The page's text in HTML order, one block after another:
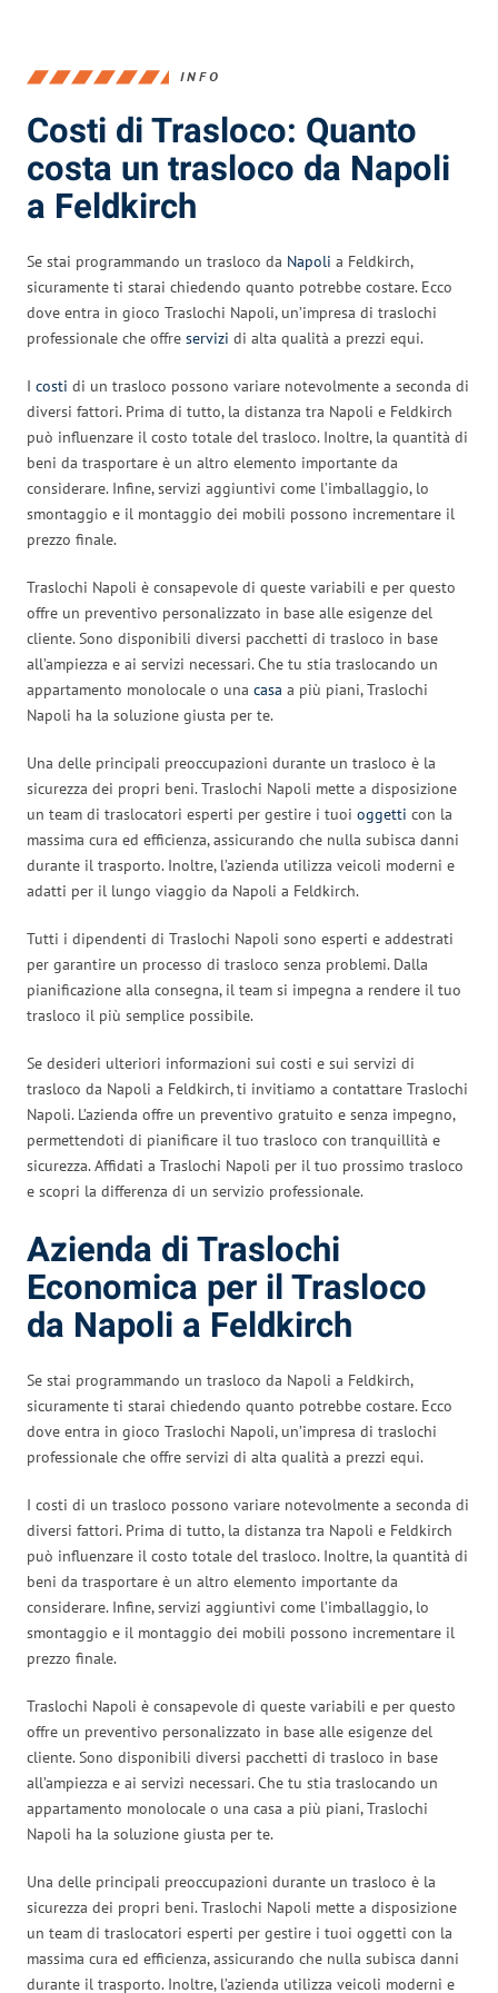
INFO
Costi di Trasloco: Quanto
costa un trasloco da Napoli
a Feldkirch
Se stai programmando un trasloco da Napoli a Feldkirch,
sicuramente ti starai chiedendo quanto potrebbe costare. Ecco
dove entra in gioco Traslochi Napoli, un’impresa di traslochi
professionale che offre servizi di alta qualità a prezzi equi.
I costi di un trasloco possono variare notevolmente a seconda di
diversi fattori. Prima di tutto, la distanza tra Napoli e Feldkirch
può influenzare il costo totale del trasloco. Inoltre, la quantità di
beni da trasportare è un altro elemento importante da
considerare. Infine, servizi aggiuntivi come l’imballaggio, lo
smontaggio e il montaggio dei mobili possono incrementare il
prezzo finale.
Traslochi Napoli è consapevole di queste variabili e per questo
offre un preventivo personalizzato in base alle esigenze del
cliente. Sono disponibili diversi pacchetti di trasloco in base
all’ampiezza e ai servizi necessari. Che tu stia traslocando un
appartamento monolocale o una casa a più piani, Traslochi
Napoli ha la soluzione giusta per te.
Una delle principali preoccupazioni durante un trasloco è la
sicurezza dei propri beni. Traslochi Napoli mette a disposizione
un team di traslocatori esperti per gestire i tuoi oggetti con la
massima cura ed efficienza, assicurando che nulla subisca danni
durante il trasporto. Inoltre, l’azienda utilizza veicoli moderni e
adatti per il lungo viaggio da Napoli a Feldkirch.
Tutti i dipendenti di Traslochi Napoli sono esperti e addestrati
per garantire un processo di trasloco senza problemi. Dalla
pianificazione alla consegna, il team si impegna a rendere il tuo
trasloco il più semplice possibile.
Se desideri ulteriori informazioni sui costi e sui servizi di
trasloco da Napoli a Feldkirch, ti invitiamo a contattare Traslochi
Napoli. L’azienda offre un preventivo gratuito e senza impegno,
permettendoti di pianificare il tuo trasloco con tranquillità e
sicurezza. Affidati a Traslochi Napoli per il tuo prossimo trasloco
e scopri la differenza di un servizio professionale.
Azienda di Traslochi
Economica per il Trasloco
da Napoli a Feldkirch
Se stai programmando un trasloco da Napoli a Feldkirch,
sicuramente ti starai chiedendo quanto potrebbe costare. Ecco
dove entra in gioco Traslochi Napoli, un’impresa di traslochi
professionale che offre servizi di alta qualità a prezzi equi.
I costi di un trasloco possono variare notevolmente a seconda di
diversi fattori. Prima di tutto, la distanza tra Napoli e Feldkirch
può influenzare il costo totale del trasloco. Inoltre, la quantità di
beni da trasportare è un altro elemento importante da
considerare. Infine, servizi aggiuntivi come l’imballaggio, lo
smontaggio e il montaggio dei mobili possono incrementare il
prezzo finale.
Traslochi Napoli è consapevole di queste variabili e per questo
offre un preventivo personalizzato in base alle esigenze del
cliente. Sono disponibili diversi pacchetti di trasloco in base
all’ampiezza e ai servizi necessari. Che tu stia traslocando un
appartamento monolocale o una casa a più piani, Traslochi
Napoli ha la soluzione giusta per te.
Una delle principali preoccupazioni durante un trasloco è la
sicurezza dei propri beni. Traslochi Napoli mette a disposizione
un team di traslocatori esperti per gestire i tuoi oggetti con la
massima cura ed efficienza, assicurando che nulla subisca danni
durante il trasporto. Inoltre, l’azienda utilizza veicoli moderni e